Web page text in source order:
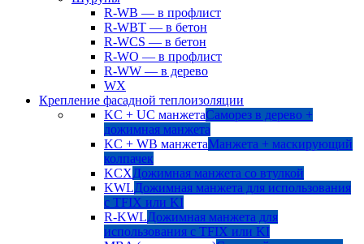
R-WB — в профлист
R-WBT — в бетон
R-WCS — в бетон
R-WO — в профлист
R-WW — в дерево
WX
Крепление фасадной теплоизоляции
KC + UC манжетаСаморез в дерево +
дожимная манжета
KC + WB манжетаМанжета + маскирующий
колпачек
KCXДожимная манжета со втулкой
KWLДожимная манжета для использования
с TFIX или KI
R-KWLДожимная манжета для
использования с TFIX или KI